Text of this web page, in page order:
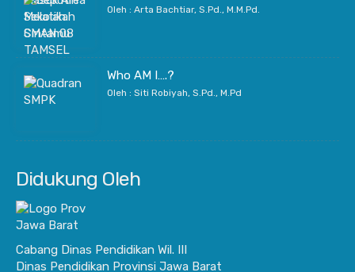
Oleh : Arta Bachtiar, S.Pd., M.M.Pd.
Who AM I….?
Oleh : Siti Robiyah, S.Pd., M.Pd
Didukung Oleh
Cabang Dinas Pendidikan Wil. III
Dinas Pendidikan Provinsi Jawa Barat